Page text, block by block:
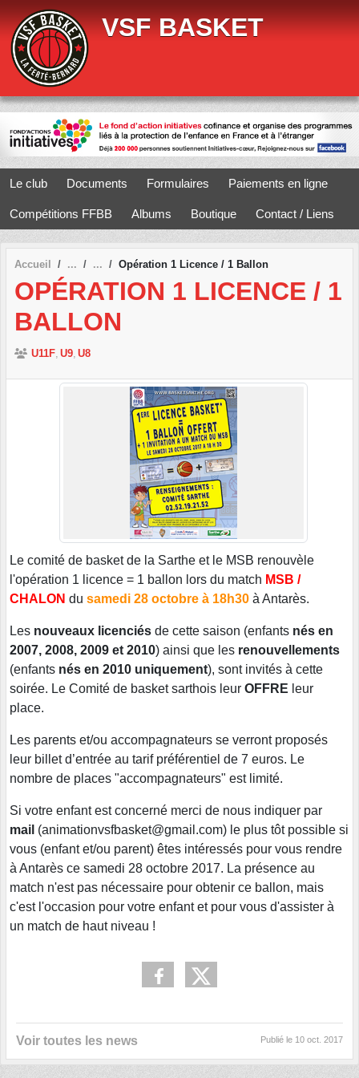
VSF BASKET
Le club Documents Formulaires Paiements en ligne
Compétitions FFBB Albums Boutique Contact / Liens
Accueil Opération 1 Licence / 1 Ballon
OPÉRATION 1 LICENCE / 1
BALLON
U11F U9 U8
Le comité de basket de la Sarthe et le MSB renouvèle
l'opération 1 licence = 1 ballon lors du match MSB /
CHALON du samedi 28 octobre à 18h30 à Antarès.
Les nouveaux licenciés de cette saison (enfants nés en
2007, 2008, 2009 et 2010) ainsi que les renouvellements
(enfants nés en 2010 uniquement), sont invités à cette
soirée. Le Comité de basket sarthois leur OFFRE leur
place.
Les parents et/ou accompagnateurs se verront proposés
leur billet d’entrée au tarif préférentiel de 7 euros. Le
nombre de places "accompagnateurs" est limité.
Si votre enfant est concerné merci de nous indiquer par
mail (animationvsfbasket@gmail.com) le plus tôt possible si
vous (enfant et/ou parent) êtes intéressés pour vous rendre
à Antarès ce samedi 28 octobre 2017. La présence au
match n'est pas nécessaire pour obtenir ce ballon, mais
c'est l'occasion pour votre enfant et pour vous d'assister à
un match de haut niveau !
Voir toutes les news Publié le 10 oct. 2017
Panneau de gestion des cookies